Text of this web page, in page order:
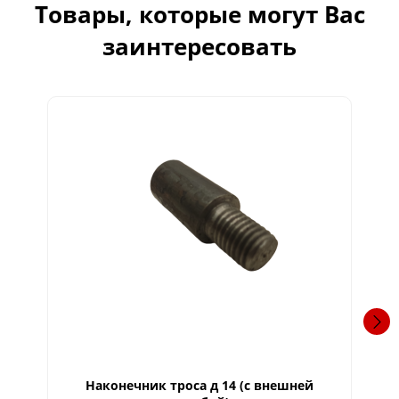
Товары, которые могут Вас
заинтересовать
Наконечник троса д 14 (с внешней